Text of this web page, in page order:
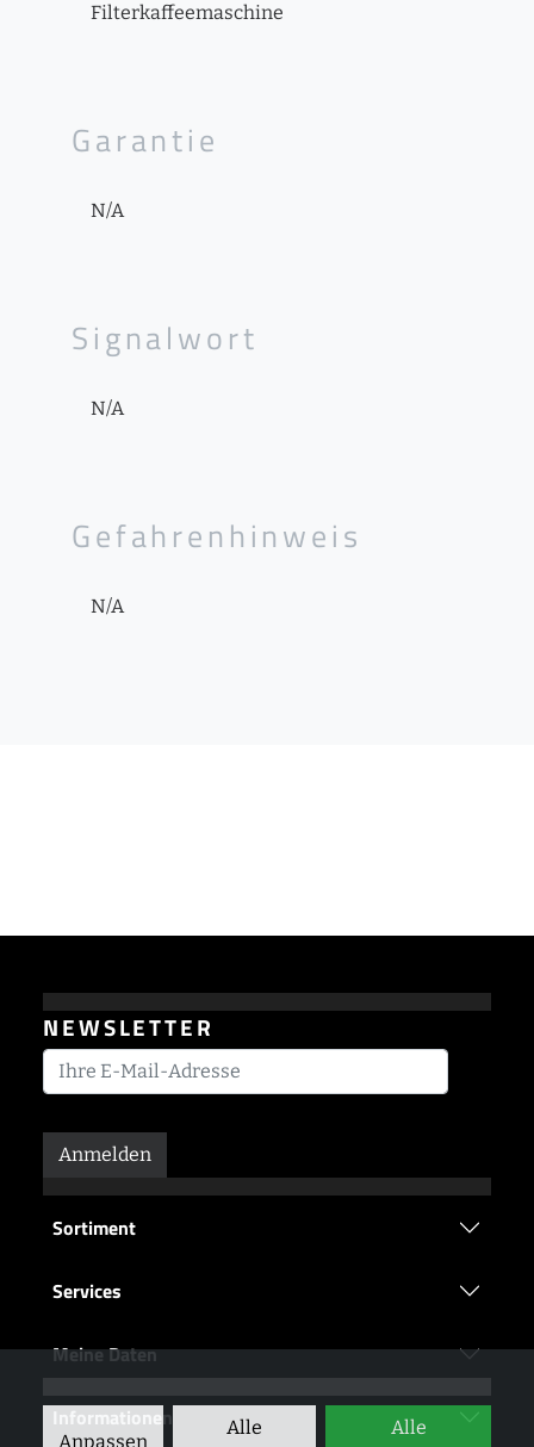
Filterkaffeemaschine
Garantie
N/A
Signalwort
N/A
Gefahrenhinweis
N/A
NEWSLETTER
Anmelden
Sortiment
Services
Meine Daten
Informationen
Anpassen
Alle
Alle